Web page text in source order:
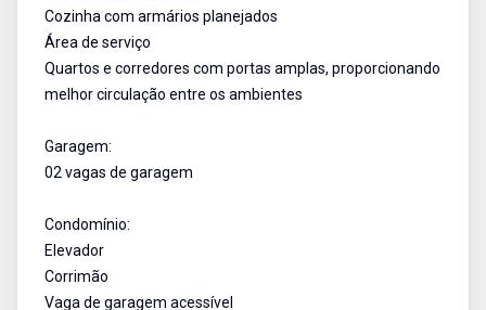
Cozinha com armários planejados
Área de serviço
Quartos e corredores com portas amplas, proporcionando
melhor circulação entre os ambientes
Garagem:
02 vagas de garagem
Condomínio:
Elevador
Corrimão
Vaga de garagem acessível